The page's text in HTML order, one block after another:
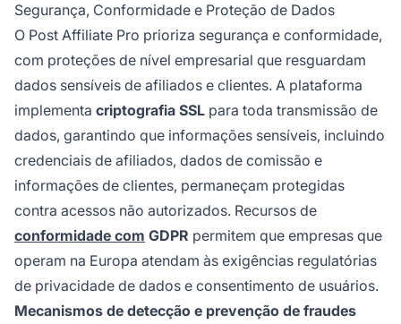
Segurança, Conformidade e Proteção de Dados
O Post Affiliate Pro prioriza segurança e conformidade,
com proteções de nível empresarial que resguardam
dados sensíveis de afiliados e clientes. A plataforma
implementa criptografia SSL para toda transmissão de
dados, garantindo que informações sensíveis, incluindo
credenciais de afiliados, dados de comissão e
informações de clientes, permaneçam protegidas
contra acessos não autorizados. Recursos de
conformidade com GDPR permitem que empresas que
operam na Europa atendam às exigências regulatórias
de privacidade de dados e consentimento de usuários.
Mecanismos de detecção e prevenção de fraudes